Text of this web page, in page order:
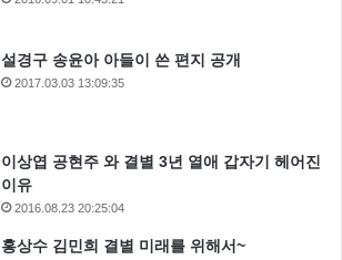
설경구 송윤아 아들이 쓴 편지 공개
2017.03.03 13:09:35
이상엽 공현주 와 결별 3년 열애 갑자기 헤어진
이유
2016.08.23 20:25:04
홍상수 김민희 결별 미래를 위해서~